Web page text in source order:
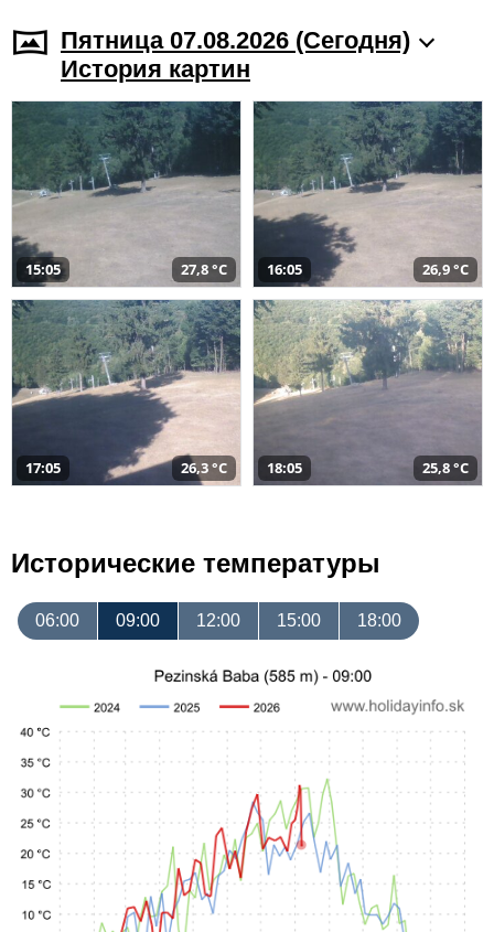
Пятница 07.08.2026 (Cегодня)
История картин
15:05 27,8 °C 16:05 26,9 °C
17:05 26,3 °C 18:05 25,8 °C
Исторические температуры
06:00 09:00 12:00 15:00 18:00